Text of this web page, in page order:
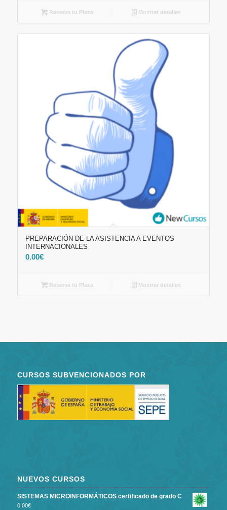
Reserva tu Plaza Mostrar detalles
PREPARACIÓN DE LA ASISTENCIA A EVENTOS
INTERNACIONALES
0.00€
Reserva tu Plaza Mostrar detalles
CURSOS SUBVENCIONADOS POR
NUEVOS CURSOS
SISTEMAS MICROINFORMÁTICOS certificado de grado C
0.00€